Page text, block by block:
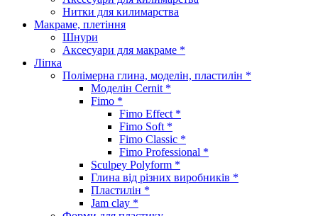
Нитки для килимарства
Макраме, плетіння
Шнури
Аксесуари для макраме *
Ліпка
Полімерна глина, моделін, пластилін *
Моделін Cernit *
Fimo *
Fimo Effect *
Fimo Soft *
Fimo Classic *
Fimo Professional *
Sculpey Polyform *
Глина від різних виробників *
Пластилін *
Jam clay *